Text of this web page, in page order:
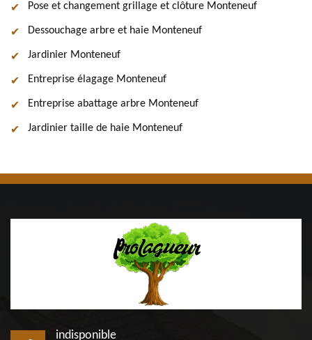
Pose et changement grillage et clôture Monteneuf
Dessouchage arbre et haie Monteneuf
Jardinier Monteneuf
Entreprise élagage Monteneuf
Entreprise abattage arbre Monteneuf
Jardinier taille de haie Monteneuf
indisponible